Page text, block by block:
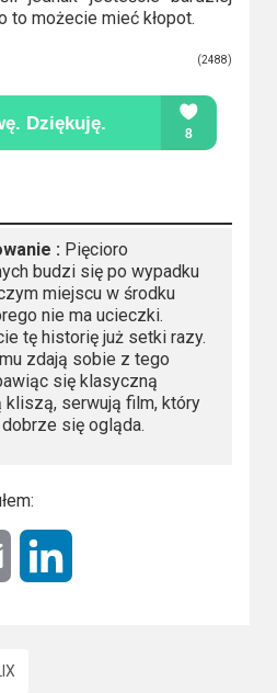
to możecie mieć kłopot.
(2488)
: Pięcioro
budzi się po wypadku
miejscu w środku
nie ma ucieczki.
tę historię już setki razy.
zdają sobie z tego
się klasyczną
kliszą, serwują film, który
się ogląda.
Email